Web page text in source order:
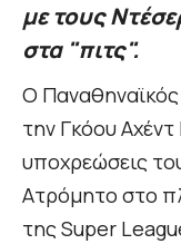
με τους
στα "πιτς".
Ο
την Γκόου Αχέντ
υποχρεώσεις
Ατρόμητο στο
της Super